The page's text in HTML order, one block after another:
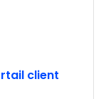
client